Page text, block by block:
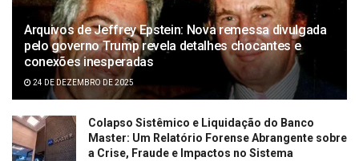
Arquivos de Jeffrey Epstein: Nova remessa divulgada
pelo governo Trump revela detalhes chocantes e
conexões inesperadas
24 DE DEZEMBRO DE 2025
Colapso Sistêmico e Liquidação do Banco
Master: Um Relatório Forense Abrangente sobre
a Crise, Fraude e Impactos no Sistema